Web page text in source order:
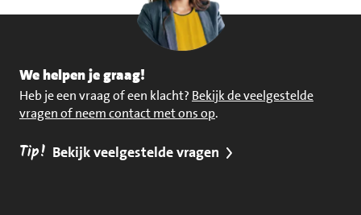
We helpen je graag!
Heb je een vraag of een klacht? Bekijk de veelgestelde
vragen of neem contact met ons op.
Tip! Bekijk veelgestelde vragen